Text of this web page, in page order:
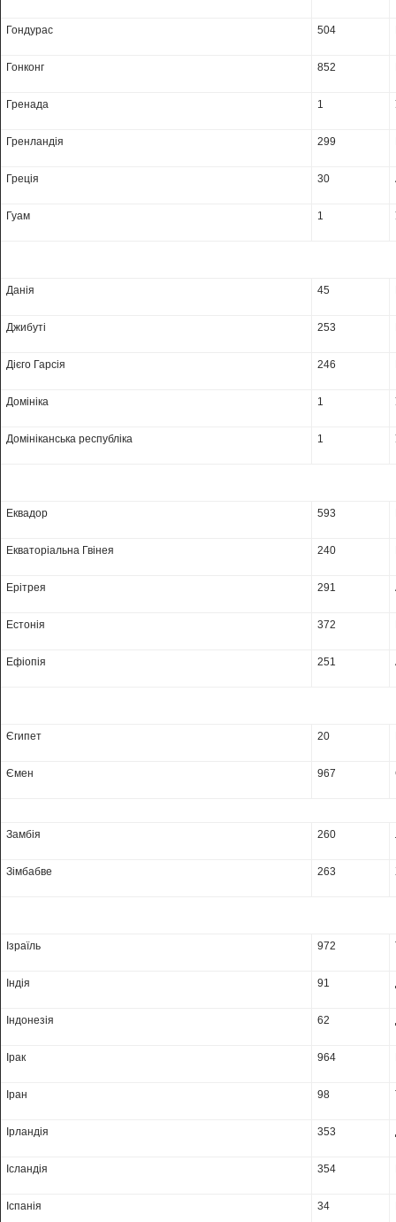
Гондурас 504
Гонконг 852
Гренада 1
Гренландія 299
Греція 30
Гуам 1
Данія 45
Джибуті 253
Дієго Гарсія 246
Домініка 1
Домініканська республіка 1
Еквадор 593
Екваторіальна Гвінея 240
Ерітрея 291
Естонія 372
Ефіопія 251
Єгипет 20
Ємен 967
Замбія 260
Зімбабве 263
Ізраїль 972
Індія 91
Індонезія 62
Ірак 964
Іран 98
Ірландія 353
Ісландія 354
Іспанія 34